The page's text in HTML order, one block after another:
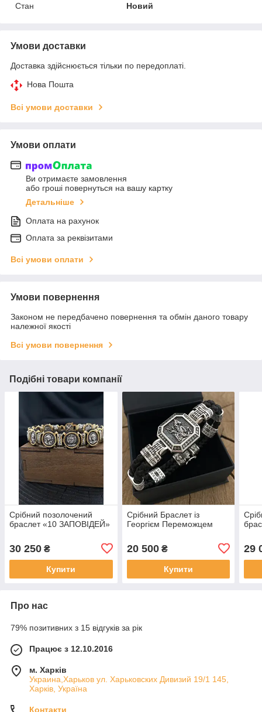
Стан
Новий
Умови доставки
Доставка здійснюється тільки по передоплаті.
Нова Пошта
Всі умови доставки
Умови оплати
Ви отримаєте замовлення
або гроші повернуться на вашу картку
Детальніше
Оплата на рахунок
Оплата за реквізитами
Всі умови оплати
Умови повернення
Законом не передбачено повернення та обмін даного товару
належної якості
Всі умови повернення
Подібні товари компанії
Срібний позолочений
браслет «10 ЗАПОВІДЕЙ»
30 250 ₴
Купити
Срібний Браслет із
Георгієм Переможцем
20 500₴
Купити
29
Про нас
79% позитивних з 15 відгуків за рік
Працює з 12.10.2016
м. Харків
Украина,Харьков ул. Харьковских Дивизий 19/1 145,
Харків, Україна
Контакти